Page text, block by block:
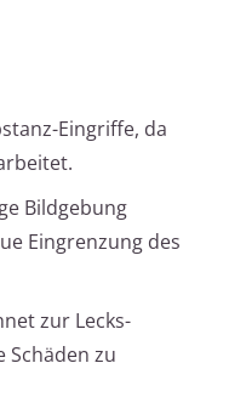
Eingriffe, da
Bildgebung
Eingrenzung des
zur Lecks-
Schäden zu